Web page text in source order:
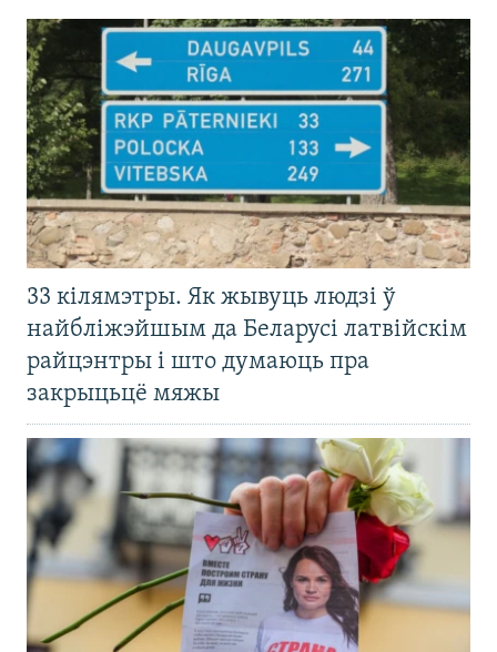
33 кілямэтры. Як жывуць людзі ў
найбліжэйшым да Беларусі латвійскім
райцэнтры і што думаюць пра
закрыцьцё мяжы